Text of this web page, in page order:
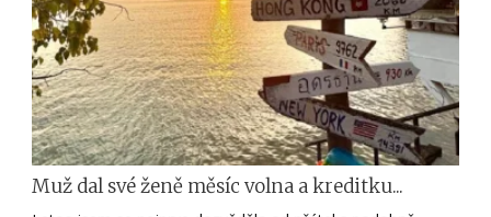
Muž dal své ženě měsíc volna a kreditku...